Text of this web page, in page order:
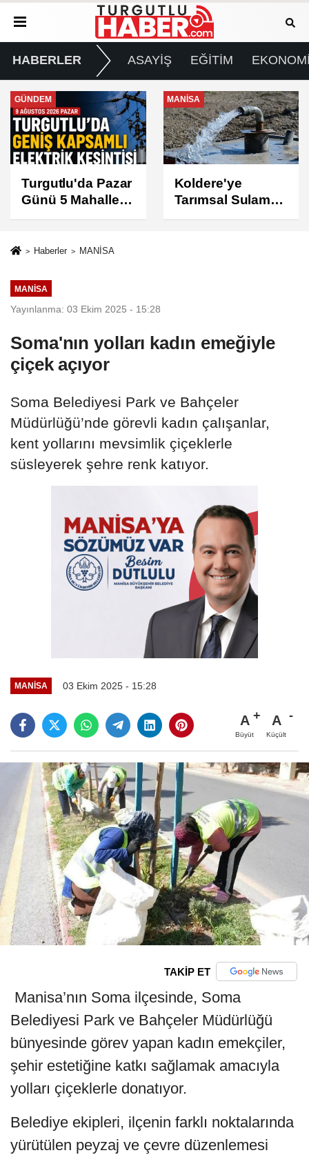
HABERLER ASAYİŞ EĞİTİM
MANİSA
Koldere'ye
Tarımsal Sulama
Desteği
GÜNDEM
Manisa'da 1.200
Kınalı Keklik
Doğaya Salındı
Haberler MANİSA
MANİSA
Yayınlanma: 03 Ekim 2025 - 15:28
Soma'nın yolları kadın emeğiyle
çiçek açıyor
Soma Belediyesi Park ve Bahçeler
Müdürlüğü’nde görevli kadın çalışanlar,
kent yollarını mevsimlik çiçeklerle
süsleyerek şehre renk katıyor.
MANİSA 03 Ekim 2025 - 15:28
A
Büyüt
A
Küçült
TAKİP ET
Manisa’nın Soma ilçesinde, Soma
Belediyesi Park ve Bahçeler Müdürlüğü
bünyesinde görev yapan kadın emekçiler,
şehir estetiğine katkı sağlamak amacıyla
yolları çiçeklerle donatıyor.
Belediye ekipleri, ilçenin farklı noktalarında
yürütülen peyzaj ve çevre düzenlemesi